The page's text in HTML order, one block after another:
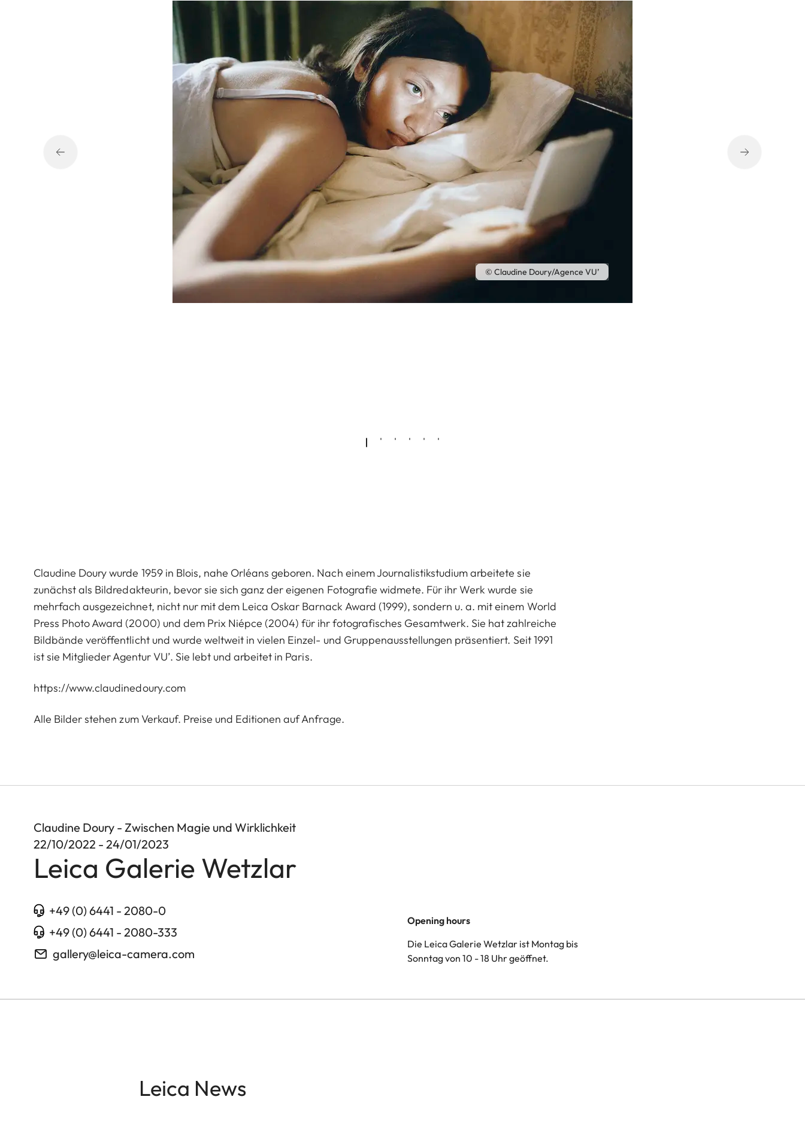
© Claudine Doury/Agence VU’
Claudine Doury wurde 1959 in Blois, nahe Orléans geboren. Nach einem Journalistikstudium arbeitete sie
zunächst als Bildredakteurin, bevor sie sich ganz der eigenen Fotografie widmete. Für ihr Werk wurde sie
mehrfach ausgezeichnet, nicht nur mit dem Leica Oskar Barnack Award (1999), sondern u. a. mit einem World
Press Photo Award (2000) und dem Prix Niépce (2004) für ihr fotografisches Gesamtwerk. Sie hat zahlreiche
Bildbände veröffentlicht und wurde weltweit in vielen Einzel- und Gruppenausstellungen präsentiert. Seit 1991
ist sie Mitglieder Agentur VU’. Sie lebt und arbeitet in Paris.
https://www.claudinedoury.com
Alle Bilder stehen zum Verkauf. Preise und Editionen auf Anfrage.
Claudine Doury - Zwischen Magie und Wirklichkeit
22/10/2022 - 24/01/2023
Leica Galerie Wetzlar
+49 (0) 6441 - 2080-0
+49 (0) 6441 - 2080-333
gallery@leica-camera.com
Opening hours
Die Leica Galerie Wetzlar ist Montag bis
Sonntag von 10 - 18 Uhr geöffnet.
Leica News